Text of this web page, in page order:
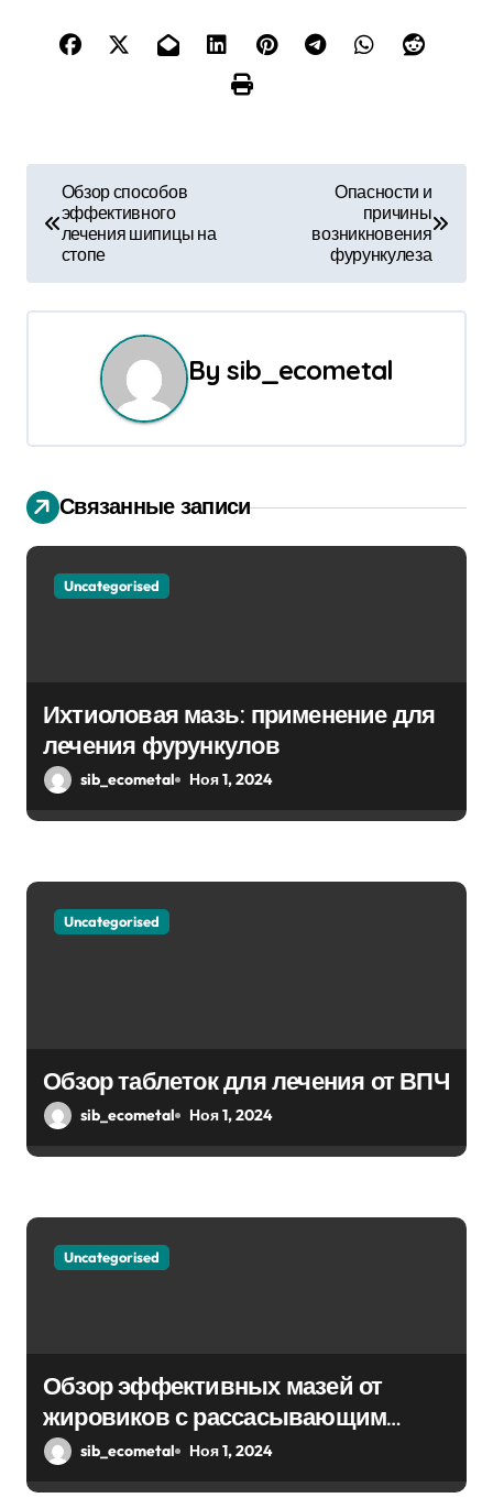
в
и
ц
и
я
п
и
Обзор способов
эффективного
лечения шипицы на
стопе
Опасности и
причины
возникновения
фурункулеза
Bysib_ecometal
Связанные записи
Uncategorised
Ихтиоловая мазь: применение для
лечения фурункулов
sib_ecometal Ноя 1, 2024
Uncategorised
Обзор таблеток для лечения от ВПЧ
sib_ecometal Ноя 1, 2024
Uncategorised
Обзор эффективных мазей от
жировиков с рассасывающим
эффектом
sib_ecometal Ноя 1, 2024